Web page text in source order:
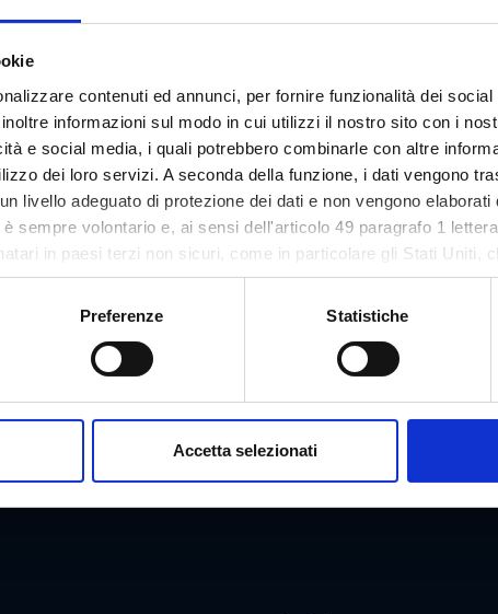
contenuti ed annunci, per fornire funzionalità dei
informazioni sul modo in cui utilizzi il nostro sito con i
e social media, i quali potrebbero combinarle con altre
dei loro servizi. A seconda della funzione, i dati vengono
livello adeguato di protezione dei dati e non vengono
sempre volontario e, ai sensi dell'articolo 49 paragrafo 1
in paesi terzi non sicuri, come in particolare gli Stati Uniti,
dei dati. Il tuo consenso non è richiesto per l'utilizzo del
momento sul nostro sito.
Preferenze Statistiche
Accetta selezionati